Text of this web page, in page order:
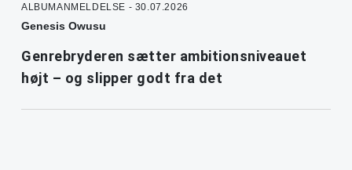
ALBUMANMELDELSE - 30.07.2026
Genesis Owusu
Genrebryderen sætter ambitionsniveauet
højt – og slipper godt fra det